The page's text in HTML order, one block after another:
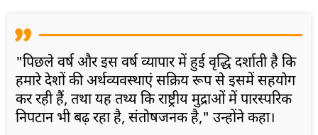
"पिछले वर्ष और इस वर्ष व्यापार में हुई वृद्धि दर्शाती है कि
हमारे देशों की अर्थव्यवस्थाएं सक्रिय रूप से इसमें सहयोग
कर रही हैं, तथा यह तथ्य कि राष्ट्रीय मुद्राओं में पारस्परिक
निपटान भी बढ़ रहा है, संतोषजनक है," उन्होंने कहा।